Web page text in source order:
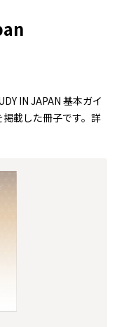
IN JAPAN 基本ガイ
載した冊子です。詳